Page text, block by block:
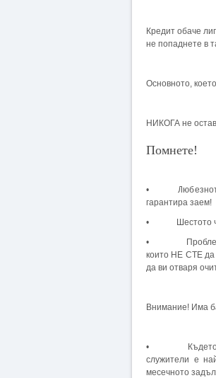
Кредит обаче
не попаднете в
Основното,
НИКОГА не
Помнете!
• Любезното
гарантира заем!
• Шестото
• Проблемът
които НЕ СТЕ да
да ви отваря
Внимание! Има
• Където
служители е
месечното